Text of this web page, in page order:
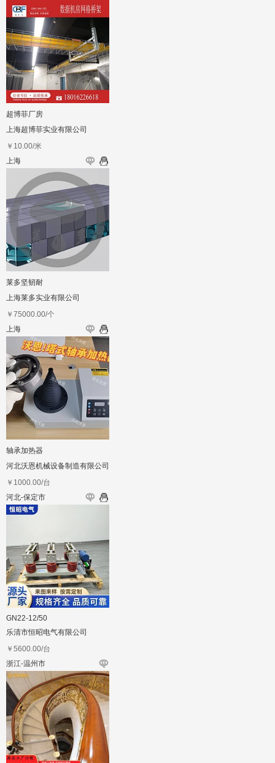
超博菲厂房
上海超博菲实业有限公司
￥ 10.00/米
上海
莱多坚韧耐
上海莱多实业有限公司
￥ 75000.00/个
上海
轴承加热器
河北沃恩机械设备制造有限公司
￥ 1000.00/台
河北-保定市
GN22-12/50
乐清市恒昭电气有限公司
￥ 5600.00/台
浙江-温州市